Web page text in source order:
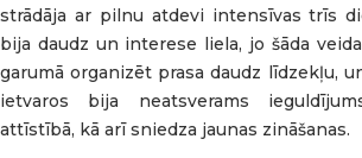
strādāja ar pilnu atdevi intensīvas trīs
bija daudz un interese liela, jo šāda
garumā organizēt prasa daudz līdzekļu,
ietvaros bija neatsverams
attīstībā, kā arī sniedza jaunas zināšanas.